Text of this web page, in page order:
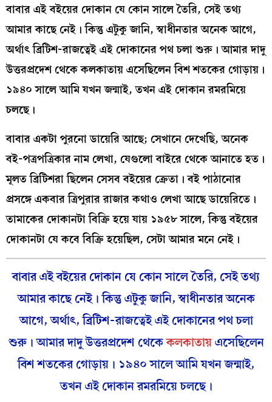
বাবার এই বইয়ের দোকান যে কোন সালে তৈরি, সেই তথ্য
আমার কাছে নেই। কিন্তু এটুকু জানি, স্বাধীনতার অনেক আগে,
অর্থাৎ ব্রিটিশ-রাজত্বেই এই দোকানের পথ চলা শুরু। আমার দাদু
উত্তরপ্রদেশ থেকে কলকাতায় এসেছিলেন বিশ শতকের গোড়ায়।
১৯৪০ সালে আমি যখন জন্মাই, তখন এই দোকান রমরমিয়ে
চলছে।
বাবার একটা পুরনো ডায়েরি আছে; সেখানে দেখেছি, অনেক
বই-পত্রপত্রিকার নাম লেখা, যেগুলো বাইরে থেকে আনাতে হত।
মূলত ব্রিটিশরা ছিলেন সেসব বইয়ের ক্রেতা। বই পাঠানোর
প্রসঙ্গে একবার ত্রিপুরার রাজার কথাও লেখা আছে ডায়েরিতে।
তামাকের দোকানটা বিক্রি হয়ে যায় ১৯৫৮ সালে, কিন্তু বইয়ের
দোকানটা যে কবে বিক্রি হয়েছিল, সেটা আমার মনে নেই।
বাবার এই বইয়ের দোকান যে কোন সালে তৈরি, সেই তথ্য
আমার কাছে নেই। কিন্তু এটুকু জানি, স্বাধীনতার অনেক
আগে, অর্থাৎ, ব্রিটিশ-রাজত্বেই এই দোকানের পথ চলা
শুরু। আমার দাদু উত্তরপ্রদেশ থেকেকলকাতায়এসেছিলেন
বিশ শতকের গোড়ায়। ১৯৪০ সালে আমি যখন জন্মাই,
তখন এই দোকান রমরমিয়ে চলছে।